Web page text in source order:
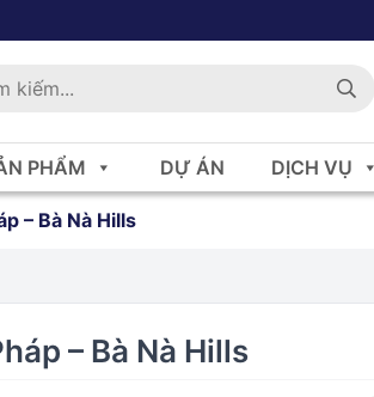
PHẨM DỰ ÁN DỊCH VỤ
– Bà Nà Hills
– Bà Nà Hills